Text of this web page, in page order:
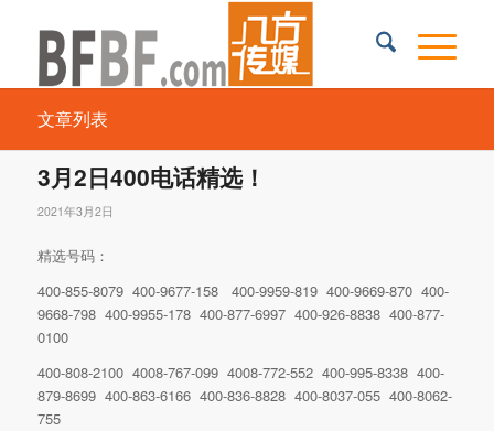
文章列表
3月2日400电话精选！
2021年3月2日
精选号码：
400-855-8079 400-9677-158 400-9959-819 400-9669-870 400-
9668-798 400-9955-178 400-877-6997 400-926-8838 400-877-
0100
400-808-2100 4008-767-099 4008-772-552 400-995-8338 400-
879-8699 400-863-6166 400-836-8828 400-8037-055 400-8062-
755